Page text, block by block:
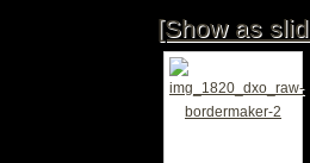
[Show as